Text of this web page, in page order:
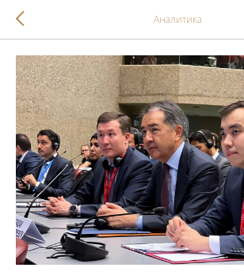
Аналитика